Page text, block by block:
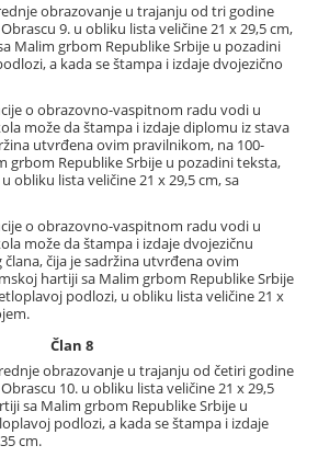
obrazovanje u trajanju od tri godine
9. u obliku lista veličine 21 x 29,5 cm,
Malim grbom Republike Srbije u pozadini
a kada se štampa i izdaje dvojezično
o obrazovno-vaspitnom radu vodi u
može da štampa i izdaje diplomu iz stava
utvrđena ovim pravilnikom, na 100-
grbom Republike Srbije u pozadini teksta,
obliku lista veličine 21 x 29,5 cm, sa
o obrazovno-vaspitnom radu vodi u
može da štampa i izdaje dvojezičnu
čija je sadržina utvrđena ovim
hartiji sa Malim grbom Republike Srbije
podlozi, u obliku lista veličine 21 x
Član 8
obrazovanje u trajanju od četiri godine
10. u obliku lista veličine 21 x 29,5
sa Malim grbom Republike Srbije u
podlozi, a kada se štampa i izdaje
cm.